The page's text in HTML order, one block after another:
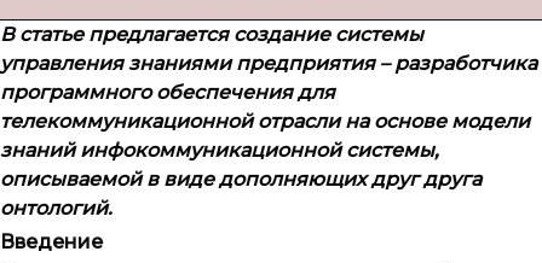
В статье предлагается создание системы
управления знаниями предприятия – разработчика
программного обеспечения для
телекоммуникационной отрасли на основе модели
знаний инфокоммуникационной системы,
описываемой в виде дополняющих друг друга
онтологий.
Введение